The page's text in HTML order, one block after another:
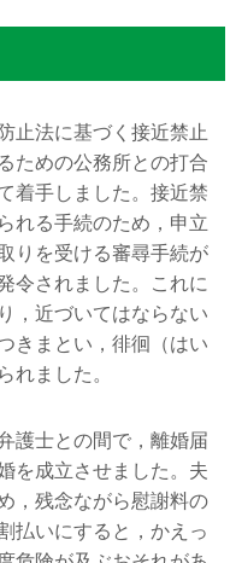
止法に基づく接近禁止
ための公務所との打合
着手しました。接近禁
れる手続のため，申立
りを受ける審尋手続が
令されました。これに
，近づいてはならない
きまとい，徘徊（はい
れました。
護士との間で，離婚届
を成立させました。夫
，残念ながら慰謝料の
払いにすると，かえっ